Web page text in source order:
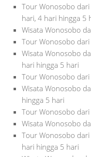
Tour Wonosobo
hari, 4 hari hingga 5
Wisata Wonosobo
Tour Wonosobo
Wisata Wonosobo
hari hingga 5 hari
Tour Wonosobo
Wisata Wonosobo
hingga 5 hari
Tour Wonosobo dari
Wisata Wonosobo
Tour Wonosobo
hari hingga 5 hari